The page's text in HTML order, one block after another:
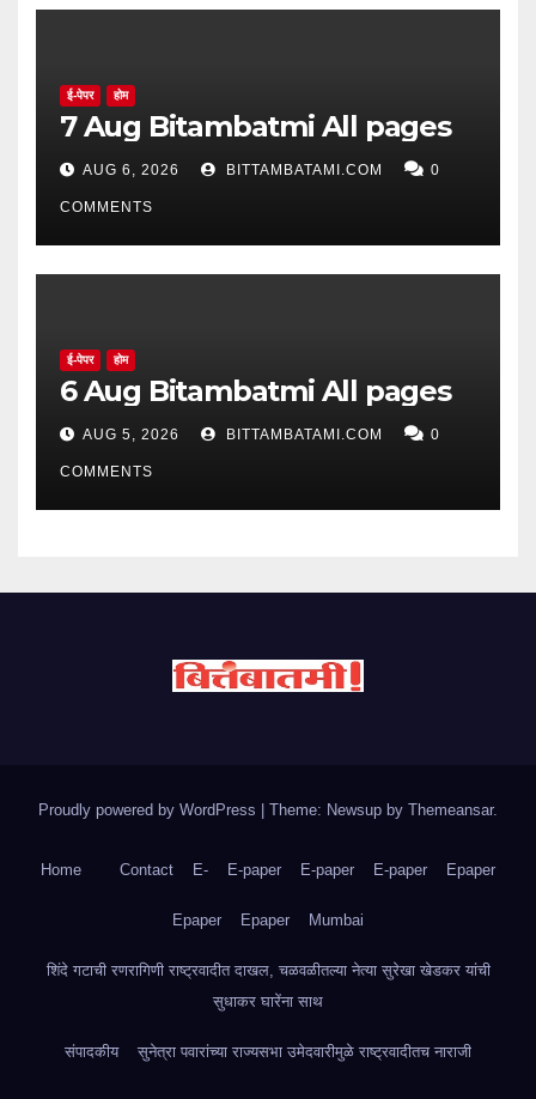
ई-पेपर होम
7 Aug Bitambatmi All pages
AUG 6, 2026 BITTAMBATAMI.COM 0
COMMENTS
ई-पेपर होम
6 Aug Bitambatmi All pages
AUG 5, 2026 BITTAMBATAMI.COM 0
COMMENTS
Proudly powered by WordPress | Theme: Newsup by Themeansar.
Home Contact E- E-paper E-paper E-paper Epaper
Epaper Epaper Mumbai
शिंदे गटाची रणरागिणी राष्ट्रवादीत दाखल, चळवळीतल्या नेत्या सुरेखा खेडकर यांची
सुधाकर घारेंना साथ
संपादकीय सुनेत्रा पवारांच्या राज्यसभा उमेदवारीमुळे राष्ट्रवादीतच नाराजी